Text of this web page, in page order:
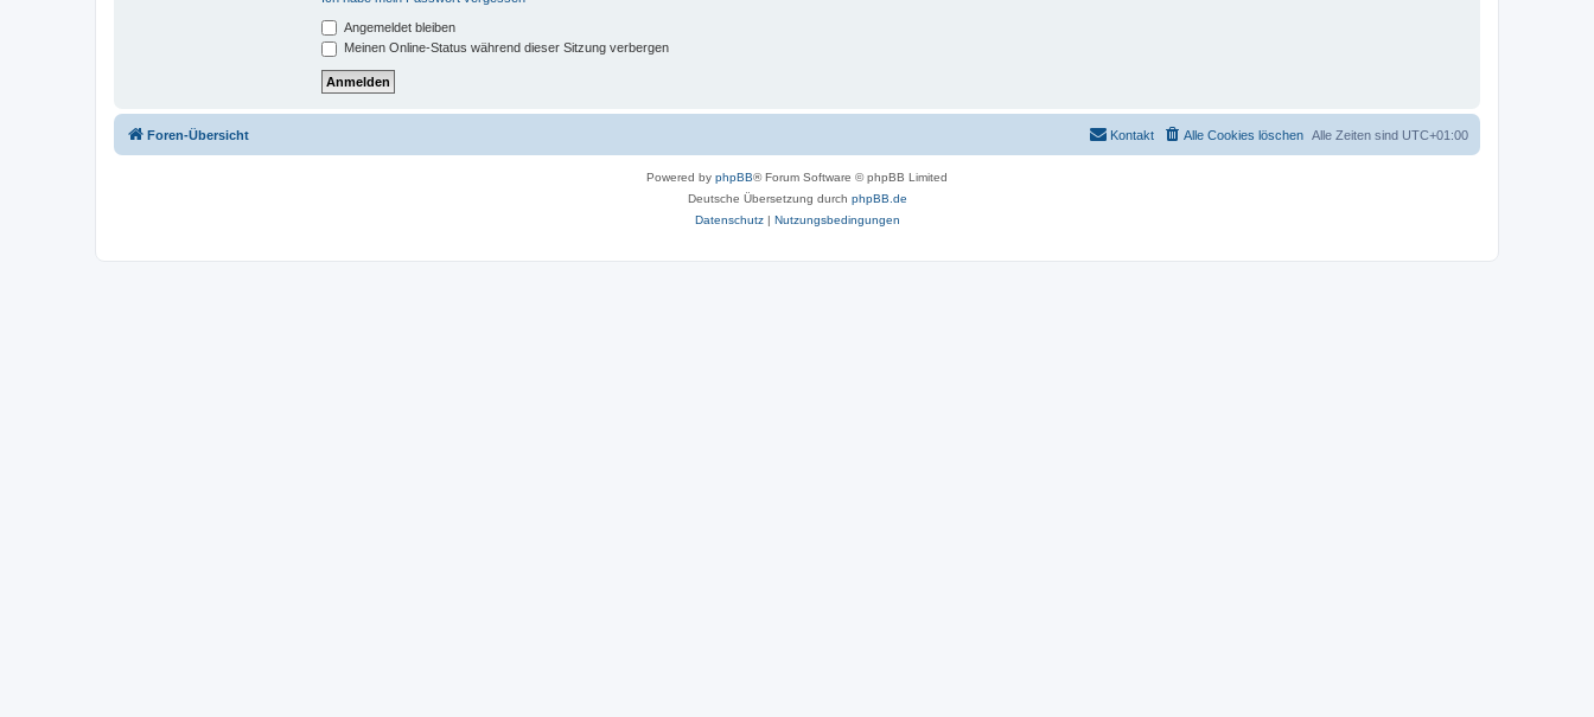
Angemeldet bleiben
Meinen Online-Status während dieser Sitzung verbergen
Foren-Übersicht Alle Zeiten sind UTC+01:00
Alle Cookies löschen
Kontakt
Powered by phpBB® Forum Software © phpBB Limited
Deutsche Übersetzung durch phpBB.de
Datenschutz| Nutzungsbedingungen